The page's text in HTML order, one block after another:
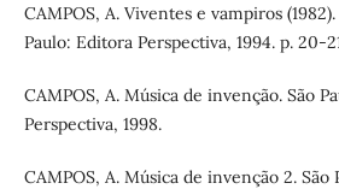
CAMPOS, A. Viventes e vampiros
Paulo: Editora Perspectiva, 1994. p. 20-
CAMPOS, A. Música de invenção. São
Perspectiva, 1998.
CAMPOS, A. Música de invenção 2. São